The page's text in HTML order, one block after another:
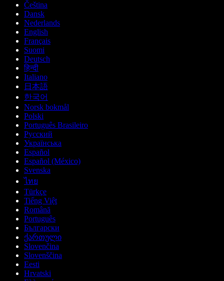
Čeština
Dansk
Nederlands
English
Français
Suomi
Deutsch
हिन्दी
Italiano
日本語
한국어
Norsk bokmål
Polski
Português Brasileiro
Русский
Українська
Español
Español (México)
Svenska
ไทย
Türkçe
Tiếng Việt
Română
Português
Български
ქართული
Slovenčina
Slovenščina
Eesti
Hrvatski